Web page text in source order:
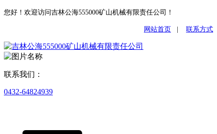
您好！欢迎访问吉林公海555000矿山机械有限责任公司！
网站首页 联系方式
联系我们：
0432-64824939